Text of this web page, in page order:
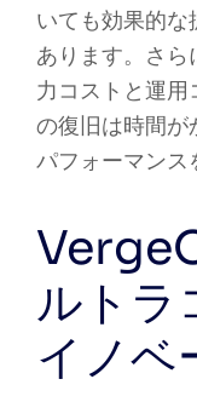
いても効果的な
あります。さ
力コストと運
の復旧は時間が
パフォーマンス
ルトラ
イノベ